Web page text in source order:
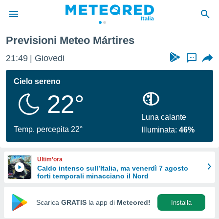
di
per
le
di
Web
Previsioni Meteo Mártires
21:49 Giovedi ...
Cielo sereno
22°
Temp. percepita 22°
Luna calante
Illuminata:46%
Ultim’ora
Caldo intenso sull’Italia, ma venerdì 7 agosto
forti temporali minacciano il Nord
Scarica GRATIS la app di Meteored! Installa